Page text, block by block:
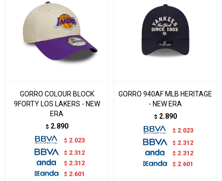
GORRO COLOUR BLOCK
9FORTY LOS LAKERS - NEW
ERA
$ 2.890
$ 2.023
$ 2.312
$ 2.312
$ 2.601
GORRO 940AF MLB HERITAGE
- NEW ERA
$ 2.890
$ 2.023
$ 2.312
$ 2.312
$ 2.601